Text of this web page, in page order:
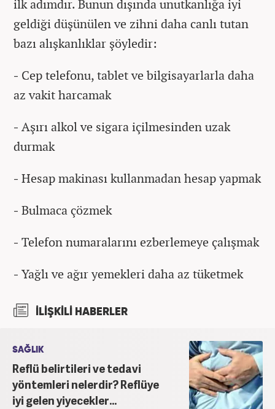
ilk adımdır. Bunun dışında unutkanlığa iyi
geldiği düşünülen ve zihni daha canlı tutan
bazı alışkanlıklar şöyledir:
- Cep telefonu, tablet ve bilgisayarlarla daha
az vakit harcamak
- Aşırı alkol ve sigara içilmesinden uzak
durmak
- Hesap makinası kullanmadan hesap yapmak
- Bulmaca çözmek
- Telefon numaralarını ezberlemeye çalışmak
- Yağlı ve ağır yemekleri daha az tüketmek
İLİŞKİLİ HABERLER
SAĞLIK
Reflü belirtileri ve tedavi
yöntemleri nelerdir? Reflüye
iyi gelen yiyecekler...